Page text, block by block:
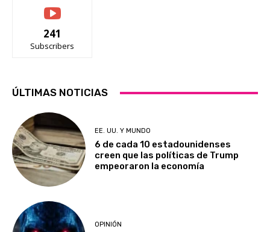
241
Subscribers
ÚLTIMAS NOTICIAS
EE. UU. Y MUNDO
6 de cada 10 estadounidenses
creen que las políticas de Trump
empeoraron la economía
OPINIÓN